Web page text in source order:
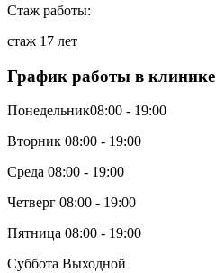
Стаж работы:
стаж 17 лет
График работы в клинике
Понедельник08:00 - 19:00
Вторник 08:00 - 19:00
Среда 08:00 - 19:00
Четверг 08:00 - 19:00
Пятница 08:00 - 19:00
Суббота Выходной